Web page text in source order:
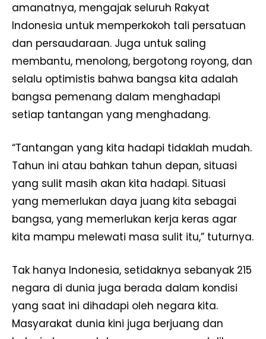
amanatnya, mengajak seluruh Rakyat
Indonesia untuk memperkokoh tali persatuan
dan persaudaraan. Juga untuk saling
membantu, menolong, bergotong royong, dan
selalu optimistis bahwa bangsa kita adalah
bangsa pemenang dalam menghadapi
setiap tantangan yang menghadang.
“Tantangan yang kita hadapi tidaklah mudah.
Tahun ini atau bahkan tahun depan, situasi
yang sulit masih akan kita hadapi. Situasi
yang memerlukan daya juang kita sebagai
bangsa, yang memerlukan kerja keras agar
kita mampu melewati masa sulit itu,” tuturnya.
Tak hanya Indonesia, setidaknya sebanyak 215
negara di dunia juga berada dalam kondisi
yang saat ini dihadapi oleh negara kita.
Masyarakat dunia kini juga berjuang dan